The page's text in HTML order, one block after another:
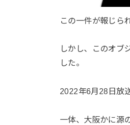
この一件が報じら
しかし、このオブ
した。
2022年6月28日放
一体、大阪かに源